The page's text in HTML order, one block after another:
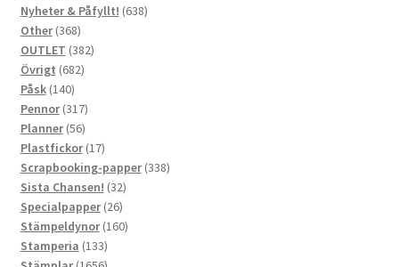
produkter
Nyheter & Påfyllt! 638638
Other 368368
produkter
OUTLET 382382
Övrigt 682682
Påsk 140140
produkter
Pennor 317317
produkter
Planner 5656
produkter
Plastfickor 1717
produkter
Scrapbooking-papper 338338
Sista Chansen! 3232
produkter
Specialpapper 2626
produkter
Stämpeldynor 160160
Stamperia 133133